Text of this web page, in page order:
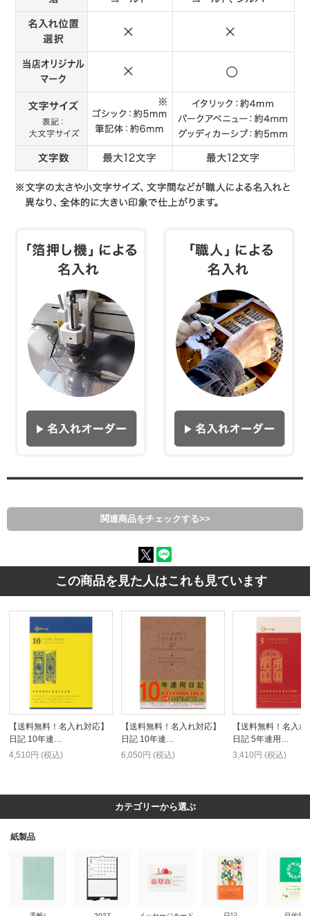
関連商品をチェックする>>
この商品を見た人はこれも見ています
【送料無料！名入れ対応】
日記 10年連…
4,510円 (税込)
【送料無料！名入れ対応】
日記 10年連…
6,050円 (税込)
【送料無料！名入
日記 5年連用…
3,410円 (税込)
カテゴリーから選ぶ
紙製品